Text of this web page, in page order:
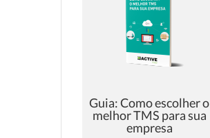
Guia: Como escolher o
melhor TMS para sua
empresa